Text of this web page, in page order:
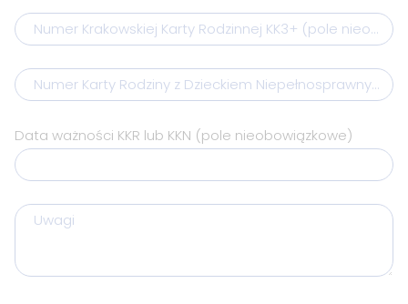
Numer Krakowskiej Karty Rodzinnej KK3+ (pole
Numer Karty Rodziny z Dzieckiem Niepełnosprawnym
Data ważności KKR lub KKN (pole nieobowiązkowe)
Uwagi